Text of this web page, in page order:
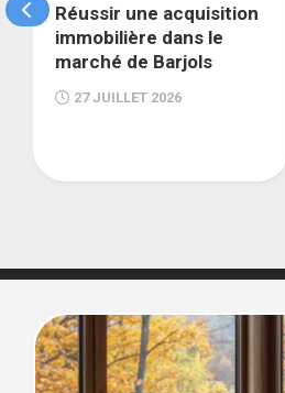
Réussir une acquisition
immobilière dans le
marché de Barjols
27 JUILLET 2026